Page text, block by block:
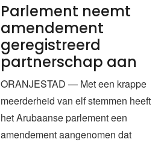
Parlement neemt
amendement
geregistreerd
partnerschap aan
ORANJESTAD — Met een krappe
meerderheid van elf stemmen heeft
het Arubaanse parlement een
amendement aangenomen dat